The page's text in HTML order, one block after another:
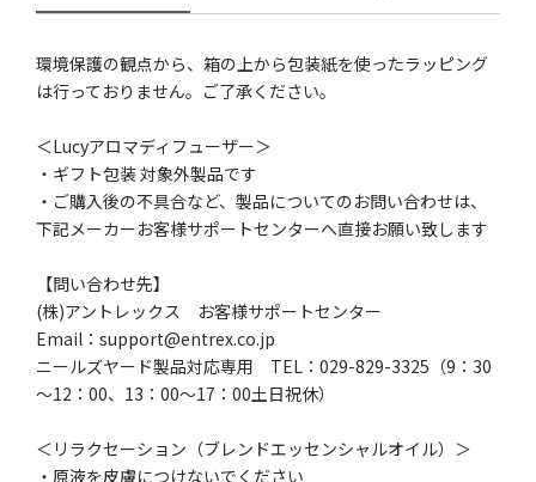
環境保護の観点から、箱の上から包装紙を使ったラッピング
は行っておりません。ご了承ください。
＜Lucyアロマディフューザー＞
・ギフト包装 対象外製品です
・ご購入後の不具合など、製品についてのお問い合わせは、
下記メーカーお客様サポートセンターへ直接お願い致します
【問い合わせ先】
(株)アントレックス お客様サポートセンター
Email：support@entrex.co.jp
ニールズヤード製品対応専用 TEL：029-829-3325（9：30
～12：00、13：00～17：00土日祝休）
＜リラクセーション（ブレンドエッセンシャルオイル）＞
・原液を皮膚につけないでください